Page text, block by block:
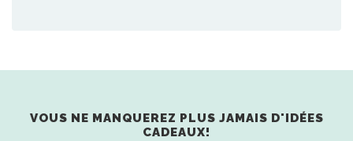
VOUS NE MANQUEREZ PLUS JAMAIS D'IDÉES
CADEAUX!